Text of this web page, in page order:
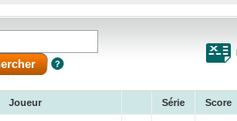
Joueur Série Score